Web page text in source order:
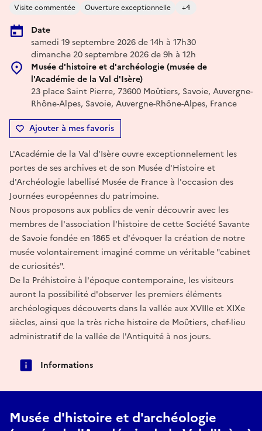
Visite commentée Ouverture exceptionnelle +4
Date
samedi 19 septembre 2026 de 14h à 17h30
dimanche 20 septembre 2026 de 9h à 12h
Musée d'histoire et d'archéologie (musée de
l'Académie de la Val d'Isère)
23 place Saint Pierre, 73600 Moûtiers, Savoie, Auvergne-
Rhône-Alpes, Savoie, Auvergne-Rhône-Alpes, France
Ajouter à mes favoris
L'Académie de la Val d'Isère ouvre exceptionnelement les
portes de ses archives et de son Musée d'Histoire et
d'Archéologie labellisé Musée de France à l'occasion des
Journées européennes du patrimoine.
Nous proposons aux publics de venir découvrir avec les
membres de l'association l'histoire de cette Société Savante
de Savoie fondée en 1865 et d'évoquer la création de notre
musée volontairement imaginé comme un véritable "cabinet
de curiosités".
De la Préhistoire à l'époque contemporaine, les visiteurs
auront la possibilité d'observer les premiers éléments
archéologiques découverts dans la vallée aux XVIIIe et XIXe
siècles, ainsi que la très riche histoire de Moûtiers, chef-lieu
administratif de la vallée de l'Antiquité à nos jours.
Informations
Musée d'histoire et d'archéologie